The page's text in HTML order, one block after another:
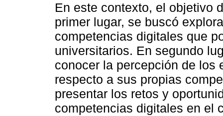
En este contexto, el objetivo
primer lugar, se buscó
competencias digitales que
universitarios. En segundo
conocer la percepción de los
respecto a sus propias
presentar los retos y
competencias digitales en el